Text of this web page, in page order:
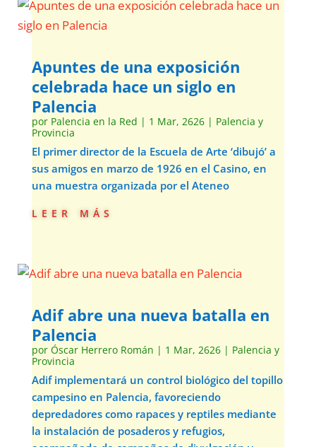
Apuntes de una exposición
celebrada hace un siglo en
Palencia
por Palencia en la Red | 1 Mar, 2626| Palencia y
Provincia
El primer director de la Escuela de Arte ‘dibujó’ a
sus amigos en marzo de 1926 en el Casino, en
una muestra organizada por el Ateneo
leer más
Adif abre una nueva batalla en
Palencia
por Óscar Herrero Román | 1 Mar, 2626| Palencia y
Provincia
Adif implementará un control biológico del topillo
campesino en Palencia, favoreciendo
depredadores como rapaces y reptiles mediante
la instalación de posaderos y refugios,